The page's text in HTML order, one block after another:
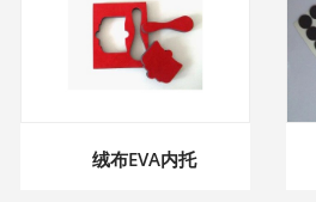
绒布EVA内托